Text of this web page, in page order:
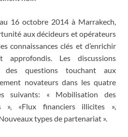
16 octobre 2014 à Marrakech,
aux décideurs et opérateurs
connaissances clés et d’enrichir
Les discussions
des questions touchant aux
novateurs dans les quatre
suivants: « Mobilisation des
», «Flux financiers illicites »,
types de partenariat ».